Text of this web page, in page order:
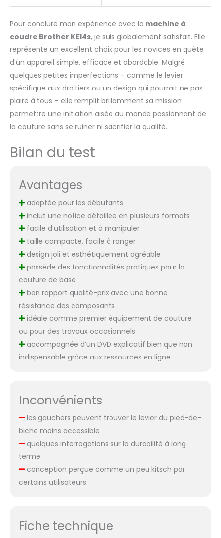
Pour conclure mon expérience avec la machine à
coudre Brother KE14s, je suis globalement satisfait. Elle
représente un excellent choix pour les novices en quête
d’un appareil simple, efficace et abordable. Malgré
quelques petites imperfections – comme le levier
spécifique aux droitiers ou un design qui pourrait ne pas
plaire à tous – elle remplit brillamment sa mission :
permettre une initiation aisée au monde passionnant de
la couture sans se ruiner ni sacrifier la qualité.
Bilan du test
Avantages
adaptée pour les débutants
inclut une notice détaillée en plusieurs formats
facile d’utilisation et à manipuler
taille compacte, facile à ranger
design joli et esthétiquement agréable
possède des fonctionnalités pratiques pour la
couture de base
bon rapport qualité-prix avec une bonne
résistance des composants
idéale comme premier équipement de couture
ou pour des travaux occasionnels
accompagnée d’un DVD explicatif bien que non
indispensable grâce aux ressources en ligne
Inconvénients
les gauchers peuvent trouver le levier du pied-de-
biche moins accessible
quelques interrogations sur la durabilité à long
terme
conception perçue comme un peu kitsch par
certains utilisateurs
Fiche technique